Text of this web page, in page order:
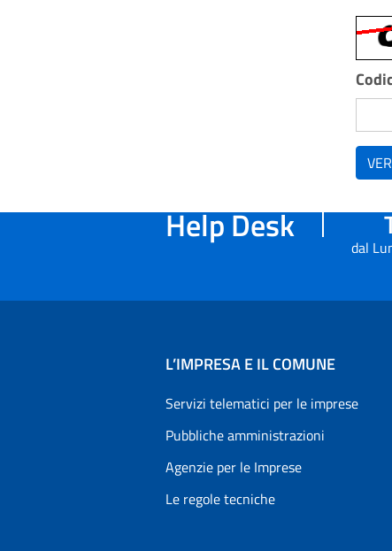
Help Desk dal
L’IMPRESA E IL COMUNE
Servizi telematici per le imprese
Pubbliche amministrazioni
Agenzie per le Imprese
Le regole tecniche